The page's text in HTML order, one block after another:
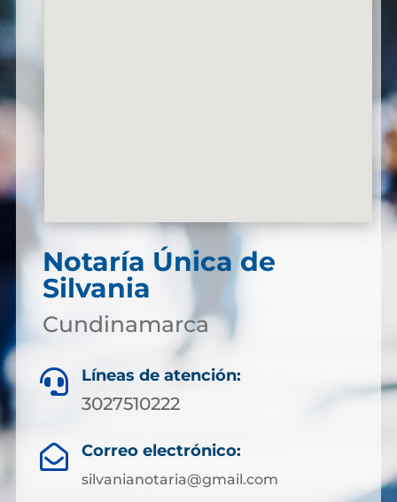
Notaría Única de
Silvania
Cundinamarca
 Líneas de atención:
3027510222
 Correo electrónico:
silvanianotaria@gmail.com